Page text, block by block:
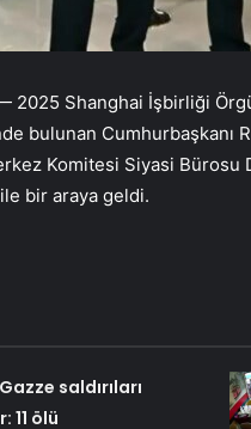
2025 Shanghai İşbirliği
bulunan Cumhurbaşkanı
Komitesi Siyasi
bir araya geldi.
saldırıları
11 ölü